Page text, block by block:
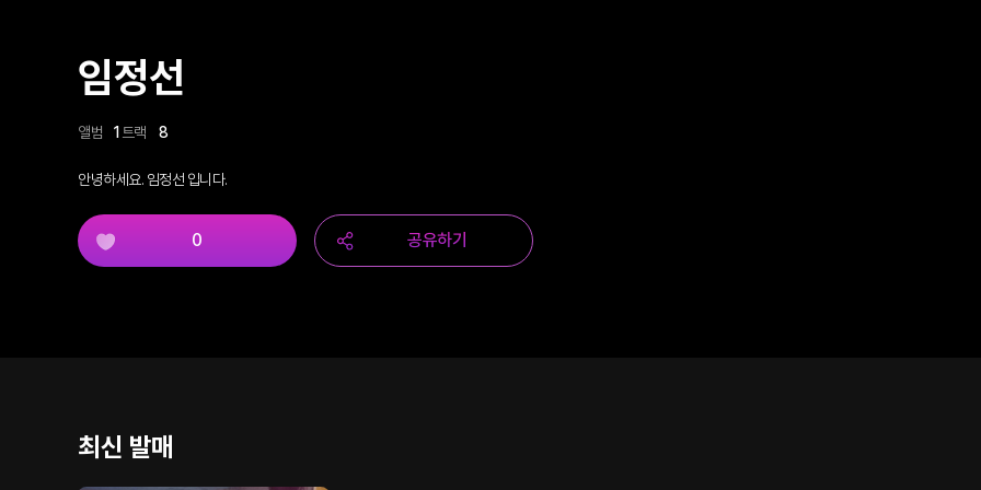
임정선
앨범 1 트랙 8
안녕하세요. 임정선 입니다.
0 공유하기
최신 발매